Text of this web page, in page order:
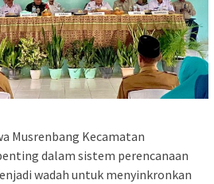
Musrenbang Kecamatan
dalam sistem perencanaan
wadah untuk menyinkronkan